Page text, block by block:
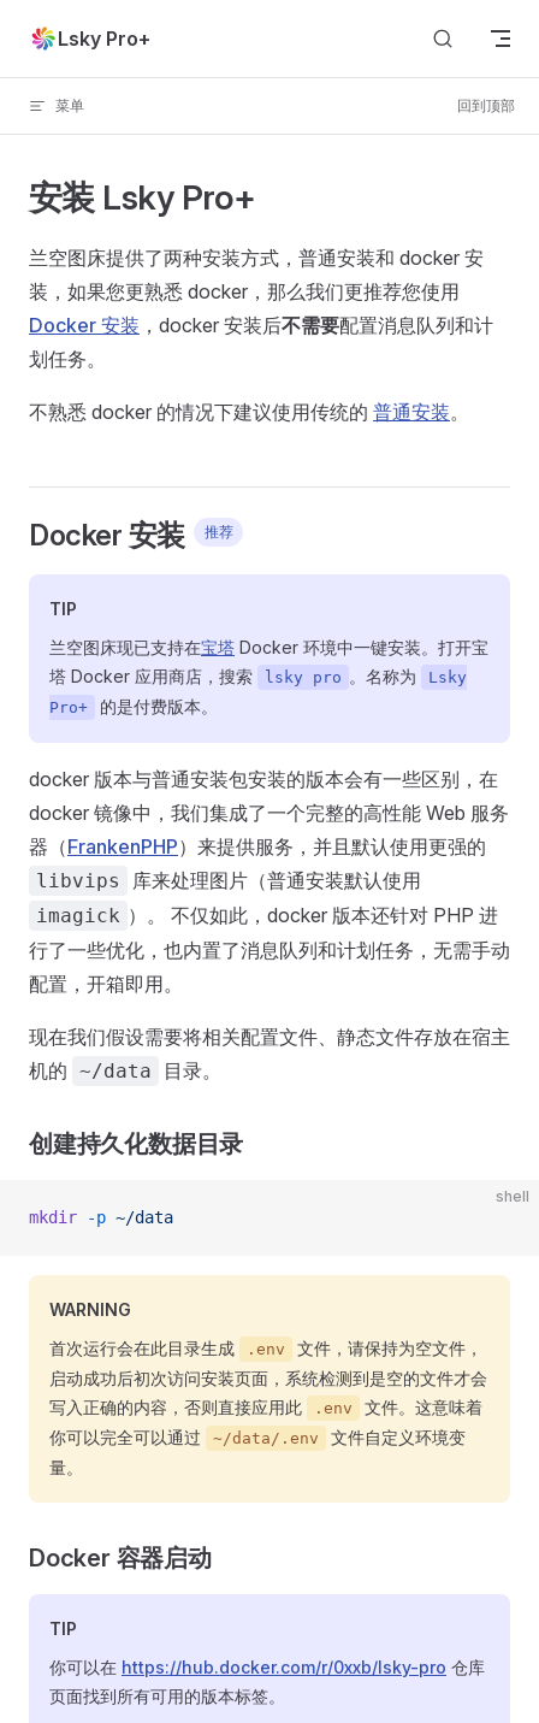
Skip to content
Lsky Pro+
菜单 回到顶部
安装 Lsky Pro+
兰空图床提供了两种安装方式，普通安装和 docker 安
装，如果您更熟悉 docker，那么我们更推荐您使用
Docker 安装 ，docker 安装后不需要配置消息队列和计
划任务。
不熟悉 docker 的情况下建议使用传统的 普通安装。
Docker 安装 推荐
TIP
兰空图床现已支持在宝塔 Docker 环境中一键安装。打开宝
塔 Docker 应用商店，搜索
lsky pro 。名称为
Lsky
Pro+
的是付费版本。
docker 版本与普通安装包安装的版本会有一些区别，在
docker 镜像中，我们集成了一个完整的高性能 Web 服务
器（FrankenPHP）来提供服务，并且默认使用更强的
libvips 库来处理图片（普通安装默认使用
imagick ）。 不仅如此，docker 版本还针对 PHP 进
行了一些优化，也内置了消息队列和计划任务，无需手动
配置，开箱即用。
现在我们假设需要将相关配置文件、静态文件存放在宿主
机的 ~/data 目录。
创建持久化数据目录
shell
mkdir -p ~/data
WARNING
首次运行会在此目录生成
.env
文件，请保持为空文件，
启动成功后初次访问安装页面，系统检测到是空的文件才会
写入正确的内容，否则直接应用此
.env
文件。这意味着
你可以完全可以通过
~/data/.env
文件自定义环境变
量。
Docker 容器启动
TIP
你可以在 https://hub.docker.com/r/0xxb/lsky-pro 仓库
页面找到所有可用的版本标签。